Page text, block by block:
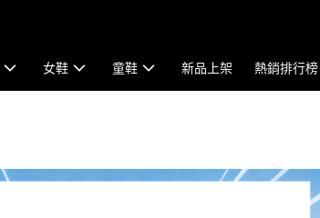
女鞋 童鞋 新品上架 熱銷排行榜